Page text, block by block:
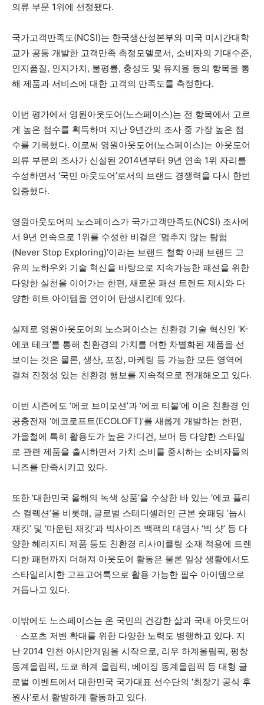
의류 부문 1위에 선정됐다.
국가고객만족도(NCSI)는 한국생산성본부와 미국 미시간대학
교가 공동 개발한 고객만족 측정모델로서, 소비자의 기대수준,
인지품질, 인지가치, 불평률, 충성도 및 유지율 등의 항목을 통
해 제품과 서비스에 대한 고객의 만족도를 측정한다.
이번 평가에서 영원아웃도어(노스페이스)는 전 항목에서 고르
게 높은 점수를 획득하며 지난 9년간의 조사 중 가장 높은 점
수를 기록했다. 이로써 영원아웃도어(노스페이스)는 아웃도어
의류 부문의 조사가 신설된 2014년부터 9년 연속 1위 자리를
수성하면서 ‘국민 아웃도어’로서의 브랜드 경쟁력을 다시 한번
입증했다.
영원아웃도어의 노스페이스가 국가고객만족도(NCSI) 조사에
서 9년 연속으로 1위를 수성한 비결은 ‘멈추지 않는 탐험
(Never Stop Exploring)’이라는 브랜드 철학 아래 브랜드 고
유의 노하우와 기술 혁신을 바탕으로 지속가능한 패션을 위한
다양한 실천을 이어가는 한편, 새로운 패션 트렌드 제시와 다
양한 히트 아이템을 연이어 탄생시킨데 있다.
실제로 영원아웃도어의 노스페이스는 친환경 기술 혁신인 ‘K-
에코 테크’를 통해 친환경의 가치를 더한 차별화된 제품을 선
보이는 것은 물론, 생산, 포장, 마케팅 등 가능한 모든 영역에
걸쳐 진정성 있는 친환경 행보를 지속적으로 전개해오고 있다.
이번 시즌에도 ‘에코 브이모션’과 ‘에코 티볼’에 이은 친환경 인
공충전재 ‘에코로프트(ECOLOFT)’를 새롭게 개발하는 한편,
가을철에 특히 활용도가 높은 가디건, 보머 등 다양한 스타일
로 관련 제품을 출시하면서 가치 소비를 중시하는 소비자들의
니즈를 만족시키고 있다.
또한 ‘대한민국 올해의 녹색 상품’을 수상한 바 있는 ‘에코 플리
스 컬렉션’을 비롯해, 글로벌 스테디셀러인 근본 숏패딩 ‘눕시
재킷’ 및 ‘마운틴 재킷’과 빅사이즈 백팩의 대명사 ‘빅 샷’ 등 다
양한 헤리지티 제품 등도 친환경 리사이클링 소재 적용에 트렌
디한 패턴까지 더해져 아웃도어 활동은 물론 일상 생활에서도
스타일리시한 고프고어룩으로 활용 가능한 필수 아이템으로
거듭나고 있다.
이밖에도 노스페이스는 온 국민의 건강한 삶과 국내 아웃도어
ㆍ스포츠 저변 확대를 위한 다양한 노력도 병행하고 있다. 지
난 2014 인천 아시안게임을 시작으로, 리우 하계올림픽, 평창
동계올림픽, 도쿄 하계 올림픽, 베이징 동계올림픽 등 대형 글
로벌 이벤트에서 대한민국 국가대표 선수단의 ‘최장기 공식 후
원사’로서 활발하게 활동하고 있다.